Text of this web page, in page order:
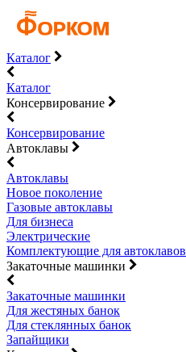
Каталог
Каталог
Консервирование
Консервирование
Автоклавы
Автоклавы
Новое поколение
Газовые автоклавы
Для бизнеса
Электрические
Комплектующие для автоклавов
Закаточные машинки
Закаточные машинки
Для жестяных банок
Для стеклянных банок
Запайщики